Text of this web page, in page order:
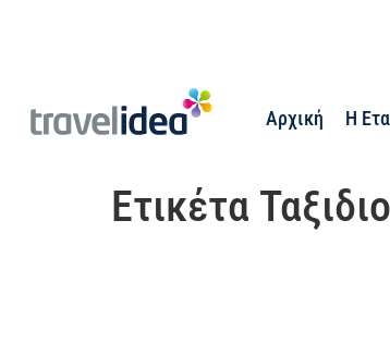
Αρχική Η
Ετικέτα